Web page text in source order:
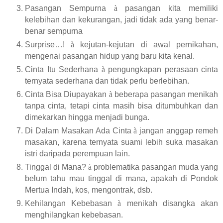
Pasangan Sempurna à pasangan kita memiliki
kelebihan dan kekurangan, jadi tidak ada yang benar-
benar sempurna
Surprise…!à kejutan-kejutan di awal pernikahan,
mengenai pasangan hidup yang baru kita kenal.
Cinta Itu Sederhana à pengungkapan perasaan cinta
ternyata sederhana dan tidak perlu berlebihan.
Cinta Bisa Diupayakan à beberapa pasangan menikah
tanpa cinta, tetapi cinta masih bisa ditumbuhkan dan
dimekarkan hingga menjadi bunga.
Di Dalam Masakan Ada Cintaà jangan anggap remeh
masakan, karena ternyata suami lebih suka masakan
istri daripada perempuan lain.
Tinggal di Mana? à problematika pasangan muda yang
belum tahu mau tinggal di mana, apakah di Pondok
Mertua Indah, kos, mengontrak, dsb.
Kehilangan Kebebasanà menikah disangka akan
menghilangkan kebebasan.